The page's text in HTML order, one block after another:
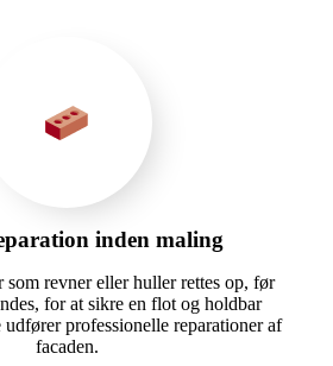
inden maling
som revner eller huller rettes op, før
for at sikre en flot og holdbar
professionelle reparationer af
facaden.